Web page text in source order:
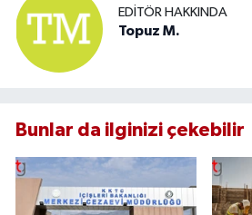
EDITÖR HAKKINDA
Topuz M.
Bunlar da ilginizi çekebilir